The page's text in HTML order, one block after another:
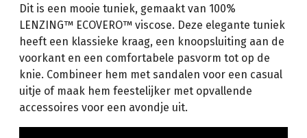
Dit is een mooie tuniek, gemaakt van 100%
LENZING™ ECOVERO™ viscose. Deze elegante tuniek
heeft een klassieke kraag, een knoopsluiting aan de
voorkant en een comfortabele pasvorm tot op de
knie. Combineer hem met sandalen voor een casual
uitje of maak hem feestelijker met opvallende
accessoires voor een avondje uit.